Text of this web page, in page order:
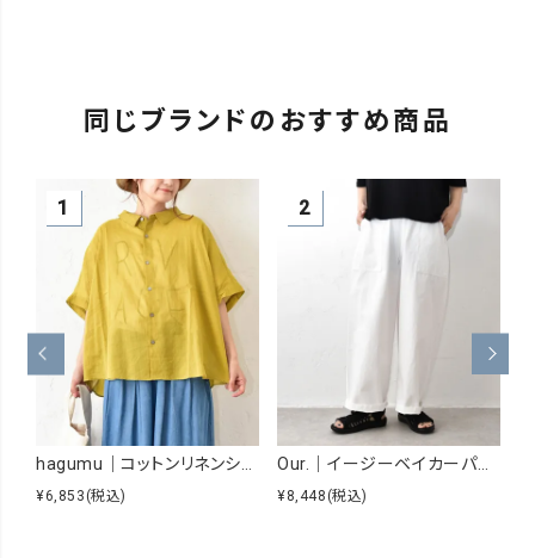
同じブランドのおすすめ商品
hagumu｜コットンリネンシアーシャツ [[hag-229]][C]
¥6,853 (税込)
Our.｜イージーベイカーパンツ [[Our-026]][C]
¥8,448 (税込)